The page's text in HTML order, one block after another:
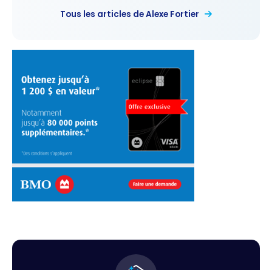
Tous les articles de Alexe Fortier